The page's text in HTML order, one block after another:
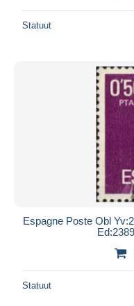
Statuut
Espagne Poste Obl
Statuut